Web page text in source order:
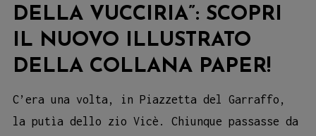
DELLA VUCCIRIA”: SCOPRI
IL NUOVO ILLUSTRATO
DELLA COLLANA PAPER!
C’era una volta, in Piazzetta del Garraffo,
la putìa dello zio Vicè. Chiunque passasse da